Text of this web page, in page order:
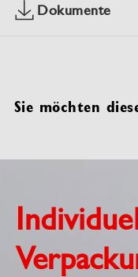
Dokumente
Sie möchten